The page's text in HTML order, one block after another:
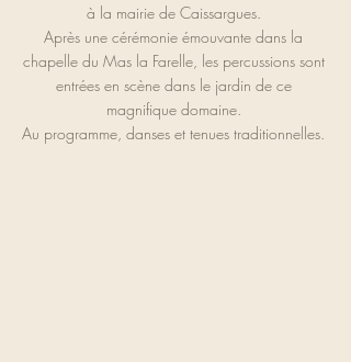
à la mairie de Caissargues.
Après une cérémonie émouvante dans la
chapelle du Mas la Farelle, les percussions sont
entrées en scène dans le jardin de ce
magnifique domaine.
Au programme, danses et tenues traditionnelles.